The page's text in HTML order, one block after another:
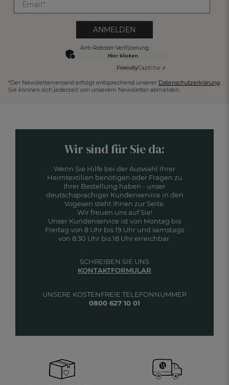
ANMELDEN
Anti-Roboter-Verifizierung
Hier klicken
FriendlyCaptcha ⇗
*Der Newsletterversand erfolgt entsprechend unserer Datenschutzerklärung.
Sie können sich jederzeit von unserem Newsletter abmelden.
Wir sind für Sie da:
Wenn Sie Hilfe bei der Auswahl Ihrer
Heimtextilien benötigen oder Fragen zu
Ihrer Bestellung haben - unser
deutschsprachiger Kundenservice in den
Vogesen steht Ihnen zur Seite.
Wir freuen uns auf Sie!
Unser Kundenservice ist von Montag bis
Freitag von 8 Uhr bis 19 Uhr und samstags
von 8:30 Uhr bis 18 Uhr erreichbar.
UNSERE KOSTENFREIE TELEFONNUMMER
0800 627 10 01
SCHREIBEN SIE UNS
KONTAKTFORMULAR